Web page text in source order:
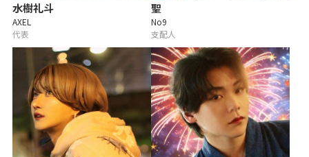
水樹礼斗
AXEL
代表
聖
No9
支配人